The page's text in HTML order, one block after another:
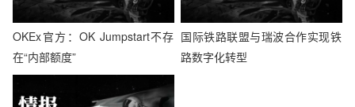
OKEx官方：OK Jumpstart不存
在“内部额度”
国际铁路联盟与瑞波合作实现铁
路数字化转型